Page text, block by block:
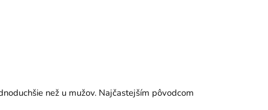
než u mužov. Najčastejším pôvodcom